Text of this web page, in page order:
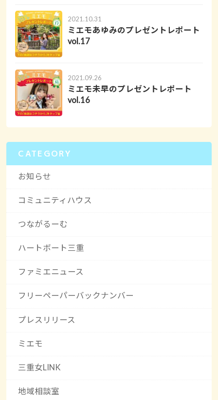
2021.10.31
ミエモあゆみのプレゼントレポート
vol.17
2021.09.26
ミエモ未早のプレゼントレポート
vol.16
CATEGORY
お知らせ
コミュニティハウス
つながるーむ
ハートボート三重
ファミエニュース
フリーペーパーバックナンバー
プレスリリース
ミエモ
三重女LINK
地域相談室